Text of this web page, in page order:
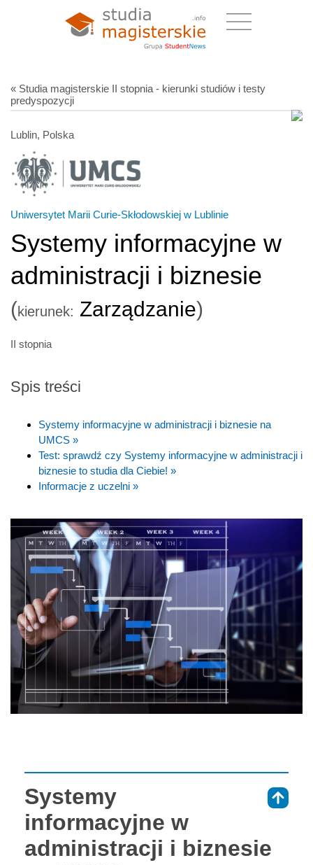
« Studia magisterskie II stopnia - kierunki studiów i testy
predyspozycji
Lublin, Polska
Uniwersytet Marii Curie-Skłodowskiej w Lublinie
Systemy informacyjne w
administracji i biznesie
(kierunek: Zarządzanie)
II stopnia
Spis treści
Systemy informacyjne w administracji i biznesie na
UMCS »
Test: sprawdź czy Systemy informacyjne w administracji i
biznesie to studia dla Ciebie! »
Informacje z uczelni »
Systemy
informacyjne w
administracji i biznesie